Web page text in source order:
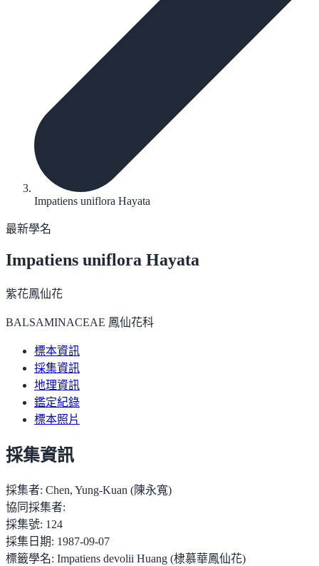
Impatiens uniflora Hayata
最新學名
Impatiens uniflora Hayata
紫花鳳仙花
BALSAMINACEAE 鳳仙花科
標本資訊
採集資訊
地理資訊
鑑定紀錄
標本照片
採集資訊
採集者: Chen, Yung-Kuan (陳永寬)
協同採集者:
採集號: 124
採集日期: 1987-09-07
標籤學名: Impatiens devolii Huang (棣慕華鳳仙花)